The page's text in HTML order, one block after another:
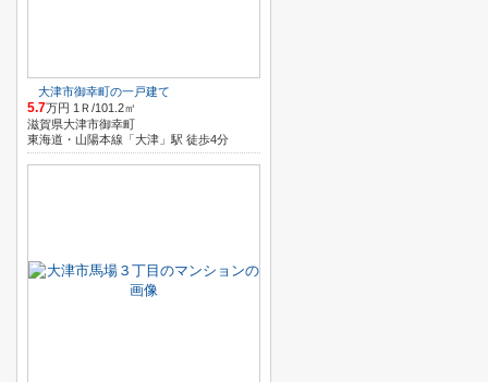
大津市御幸町の一戸建て
5.7万円 1Ｒ/101.2㎡
滋賀県大津市御幸町
東海道・山陽本線「大津」駅 徒歩4分